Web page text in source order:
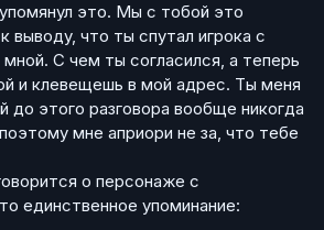
это. Мы с тобой это
выводу, что ты спутал игрока с
С чем ты согласился, а теперь
и клевещешь в мой адрес. Ты меня
до этого разговора вообще никогда
мне априори не за, что тебе
о персонаже с
единственное упоминание: